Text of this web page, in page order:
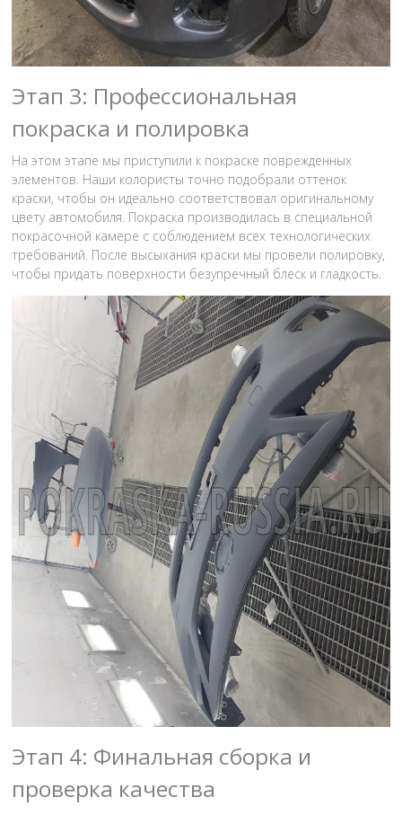
Этап 3: Профессиональная
покраска и полировка
На этом этапе мы приступили к покраске поврежденных
элементов. Наши колористы точно подобрали оттенок
краски, чтобы он идеально соответствовал оригинальному
цвету автомобиля. Покраска производилась в специальной
покрасочной камере с соблюдением всех технологических
требований. После высыхания краски мы провели полировку,
чтобы придать поверхности безупречный блеск и гладкость.
Этап 4: Финальная сборка и
проверка качества